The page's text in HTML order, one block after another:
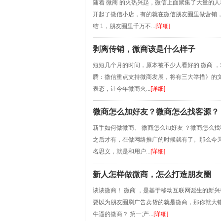
随着 微商 的火热兴起，微信上面聚集了大量的
开起了微信小店，有的就在微信朋友圈里做营销
结 1，朋友圈里千万不...[详细]
剥离传销，微商该是什么样子
短短几个月的时间，原本被不少人看好的 微商
腾：微信重点支持微商发展，将有三大举措》
表态，让今年微商火...[详细]
微商怎么加好友？微商怎么找客源？
新手如何做微商、 微商怎么加好友 ？微商怎么
之后才有，在做网络推广的时候就有了。那么
名思义，就是和用户...[详细]
新人怎样做微商，怎么打造朋友圈
谈谈微商！ 微商 ，是基于移动互联网诞生的新
要以为朋友圈刷广告卖货的就是微商，那你就
牛逼的微商？ 第一;产...[详细]